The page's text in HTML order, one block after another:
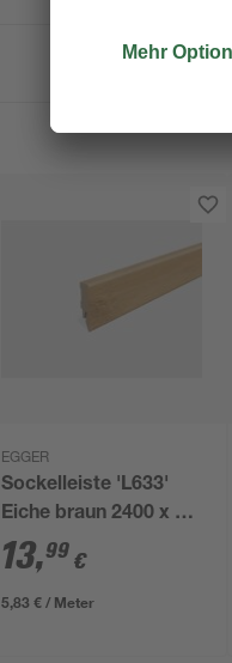
EGGER
Sockelleiste 'L633'
Eiche braun 2400 x 58
x 14 mm
13,99 €
5,83 € / Meter